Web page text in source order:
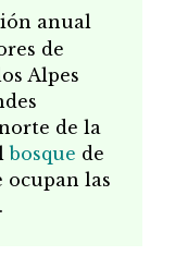
anual
de
Alpes
de la
bosque de
ocupan las